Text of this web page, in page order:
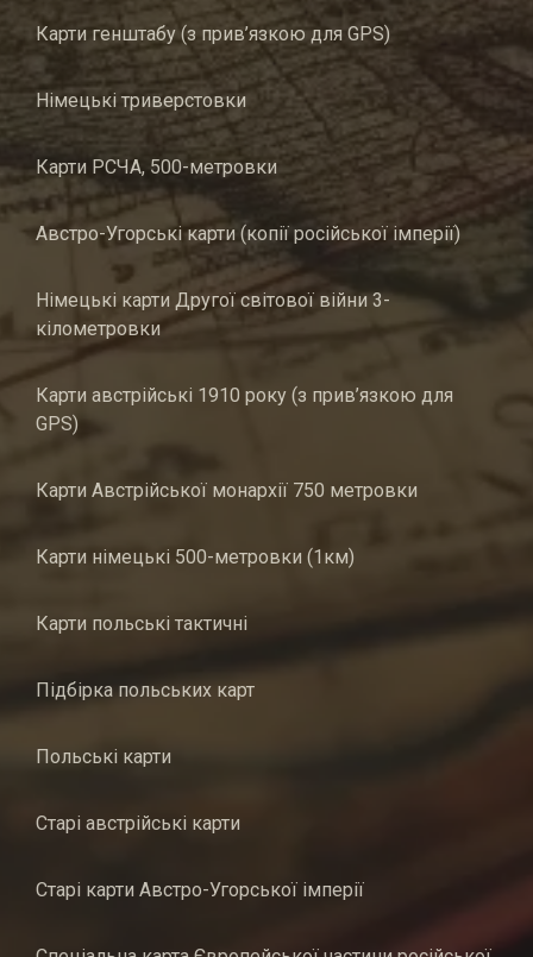
Карти генштабу (з прив’язкою для GPS)
Німецькі триверстовки
Карти РСЧА, 500-метровки
Австро-Угорські карти (копії російської імперії)
Німецькі карти Другої світової війни 3-
кілометровки
Карти австрійські 1910 року (з прив’язкою для
GPS)
Карти Австрійської монархії 750 метровки
Карти німецькі 500-метровки (1км)
Карти польські тактичні
Підбірка польських карт
Польські карти
Старі австрійські карти
Старі карти Австро-Угорської імперії